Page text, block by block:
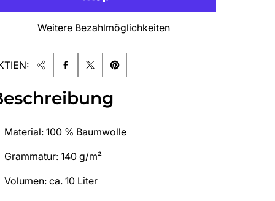
Weitere Bezahlmöglichkeiten
Material: 100 % Baumwolle
Grammatur: 140 g/m²
Volumen: ca. 10 Liter